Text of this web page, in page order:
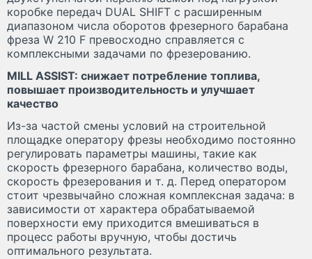
коробке передач DUAL SHIFT с расширенным
диапазоном числа оборотов фрезерного барабана
фреза W 210 F превосходно справляется с
комплексными задачами по фрезерованию.
MILL ASSIST: снижает потребление топлива,
повышает производительность и улучшает
качество
Из-за частой смены условий на строительной
площадке оператору фрезы необходимо постоянно
регулировать параметры машины, такие как
скорость фрезерного барабана, количество воды,
скорость фрезерования и т. д. Перед оператором
стоит чрезвычайно сложная комплексная задача: в
зависимости от характера обрабатываемой
поверхности ему приходится вмешиваться в
процесс работы вручную, чтобы достичь
оптимального результата.